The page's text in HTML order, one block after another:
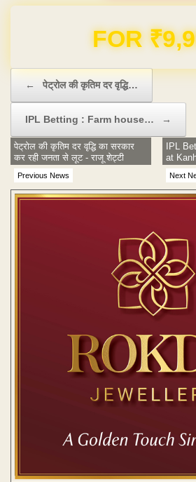
Domain & Hosting
← पेट्रोल की कृतिम दर वृद्धि…
IPL Betting : Farm house… →
Previous News
पेट्रोल की कृतिम दर वृद्धि का सरकार
कर रही जनता से लूट - राजू शेट्टी
Next
IPL
at